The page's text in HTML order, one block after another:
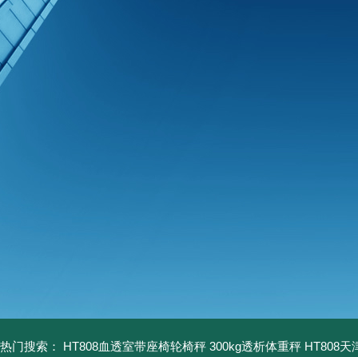
热门搜索： HT808血透室带座椅轮椅秤 300kg透析体重秤 HT808天